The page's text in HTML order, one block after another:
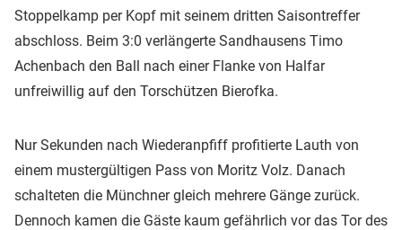
Stoppelkamp per Kopf mit seinem dritten Saisontreffer
abschloss. Beim 3:0 verlängerte Sandhausens Timo
Achenbach den Ball nach einer Flanke von Halfar
unfreiwillig auf den Torschützen Bierofka.
Nur Sekunden nach Wiederanpfiff profitierte Lauth von
einem mustergültigen Pass von Moritz Volz. Danach
schalteten die Münchner gleich mehrere Gänge zurück.
Dennoch kamen die Gäste kaum gefährlich vor das Tor des